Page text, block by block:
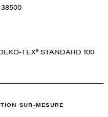
38500
TEX® STANDARD 100
SUR-MESURE